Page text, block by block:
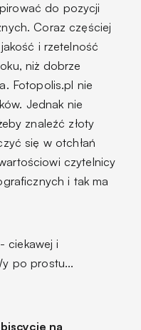
do pozycji
Coraz częściej
i rzetelność
niż dobrze
Fotopolis.pl nie
Jednak nie
znaleźć złoty
się w otchłań
czytelnicy
i tak ma
ciekawej i
po prostu...
na